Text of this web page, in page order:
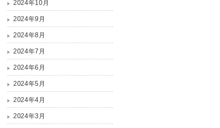
2024年10月
2024年9月
2024年8月
2024年7月
2024年6月
2024年5月
2024年4月
2024年3月